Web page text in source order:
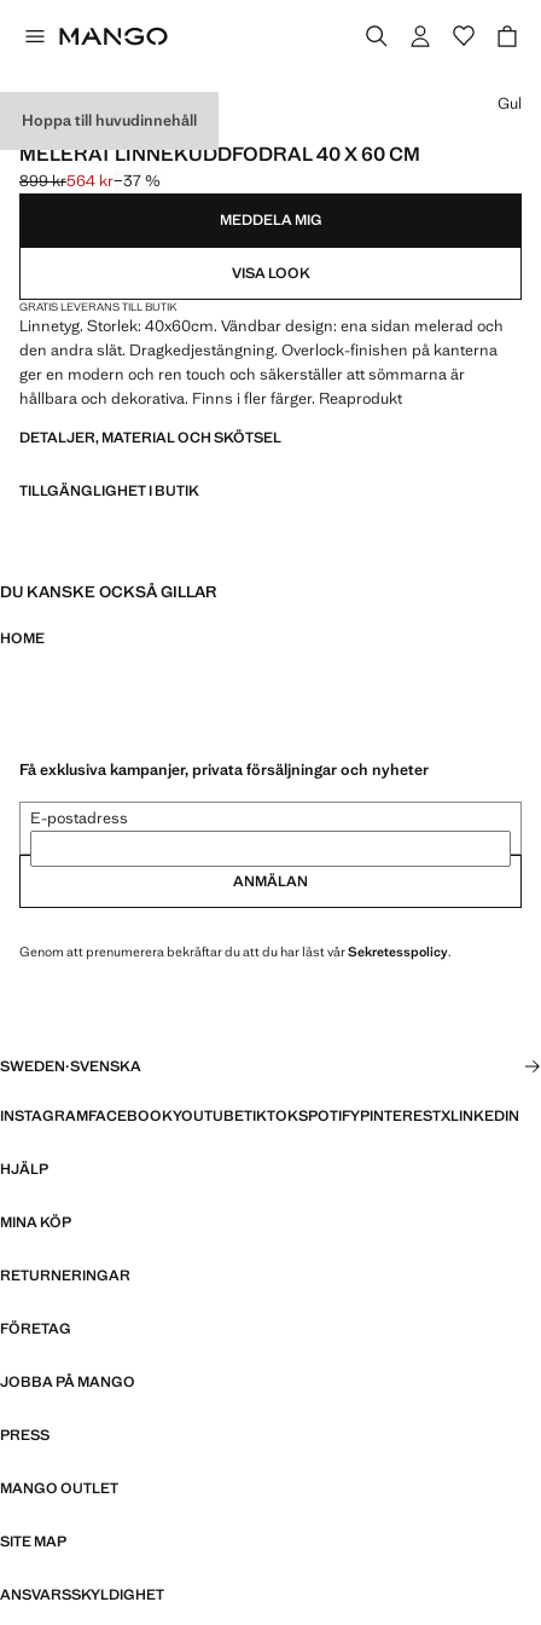
Hoppa till huvudinnehåll
LINNE
MELERAT LINNEKUDDFODRAL 40 X 60 CM
Ursprungligt pris överstruket [899 kr ]
899 kr
Gällande pris [564 kr ]
564 kr−37 %
Välj en färg
Gul
MEDDELA MIG
VISA LOOK
GRATIS LEVERANS TILL BUTIK
Linnetyg. Storlek: 40x60cm. Vändbar design: ena sidan melerad och
den andra slät. Dragkedjestängning. Overlock-finishen på kanterna
ger en modern och ren touch och säkerställer att sömmarna är
hållbara och dekorativa. Finns i fler färger. Reaprodukt
DETALJER, MATERIAL OCH SKÖTSEL
TILLGÄNGLIGHET I BUTIK
DU KANSKE OCKSÅ GILLAR
HOME
Få exklusiva kampanjer, privata försäljningar och nyheter
E-postadress
ANMÄLAN
Genom att prenumerera bekräftar du att du har läst vårSekretesspolicy.
SWEDEN·SVENSKA
INSTAGRAMFACEBOOKYOUTUBETIKTOKSPOTIFYPINTERESTXLINKEDIN
HJÄLP
MINA KÖP
RETURNERINGAR
FÖRETAG
JOBBA PÅ MANGO
PRESS
MANGO OUTLET
SITE MAP
ANSVARSSKYLDIGHET